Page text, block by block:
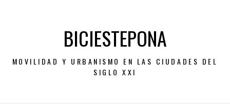
BICIESTEPONA
MOVILIDAD Y URBANISMO EN LAS CIUDADES DEL
SIGLO XXI